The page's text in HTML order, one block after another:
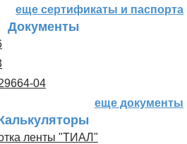
еще сертификаты и паспорта
Документы
04
еще документы
ленты "ТИАЛ"